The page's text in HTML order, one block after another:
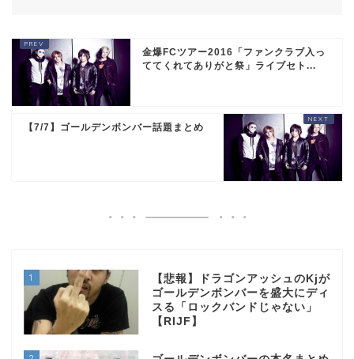
金爆FCツアー2016「ファンクラブ入っ
ててくれてありがと祭」ライブセト...
【7/7】ゴールデンボンバー話題まとめ
1
【悲報】ドラゴンアッシュのKjが
ゴールデンボンバーを盛大にディ
スる「ロックバンドじゃない」
【RIJF】